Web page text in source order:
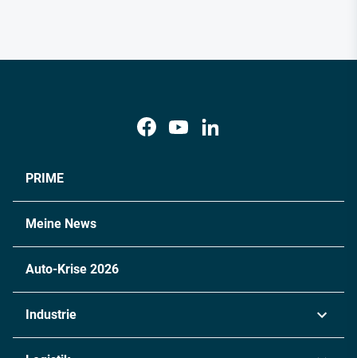
PRIME
Meine News
Auto-Krise 2026
Industrie